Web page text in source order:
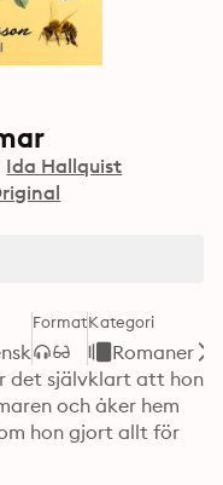
Ida Hallquist
FormatKategori
Romaner
det självklart att hon
och åker hem
hon gjort allt för